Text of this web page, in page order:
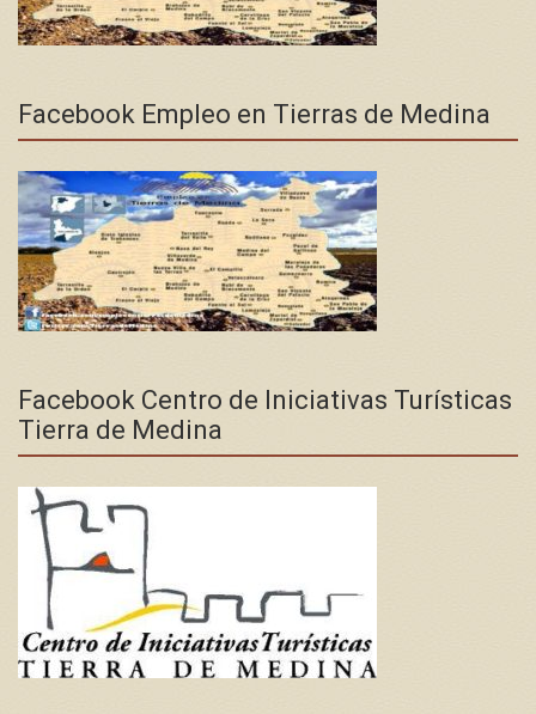
Facebook Empleo en Tierras de Medina
Facebook Centro de Iniciativas Turísticas
Tierra de Medina